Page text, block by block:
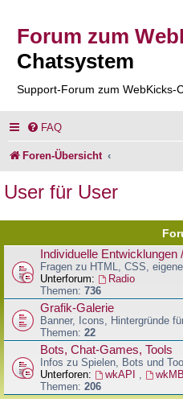
Forum zum
Chatsystem
Support-Forum zum WebKicks-
FAQ
Foren-Übersicht
User für User
Individuelle
Fragen zu HTML, CSS,
Unterforum:
Radio
Themen: 736
Grafik-Galerie
Banner, Icons, Hintergründe
Themen: 22
Bots, Chat-Games, Tools
Infos zu Spielen, Bots und
Unterforen:
wkAPI wkMB
Themen: 206